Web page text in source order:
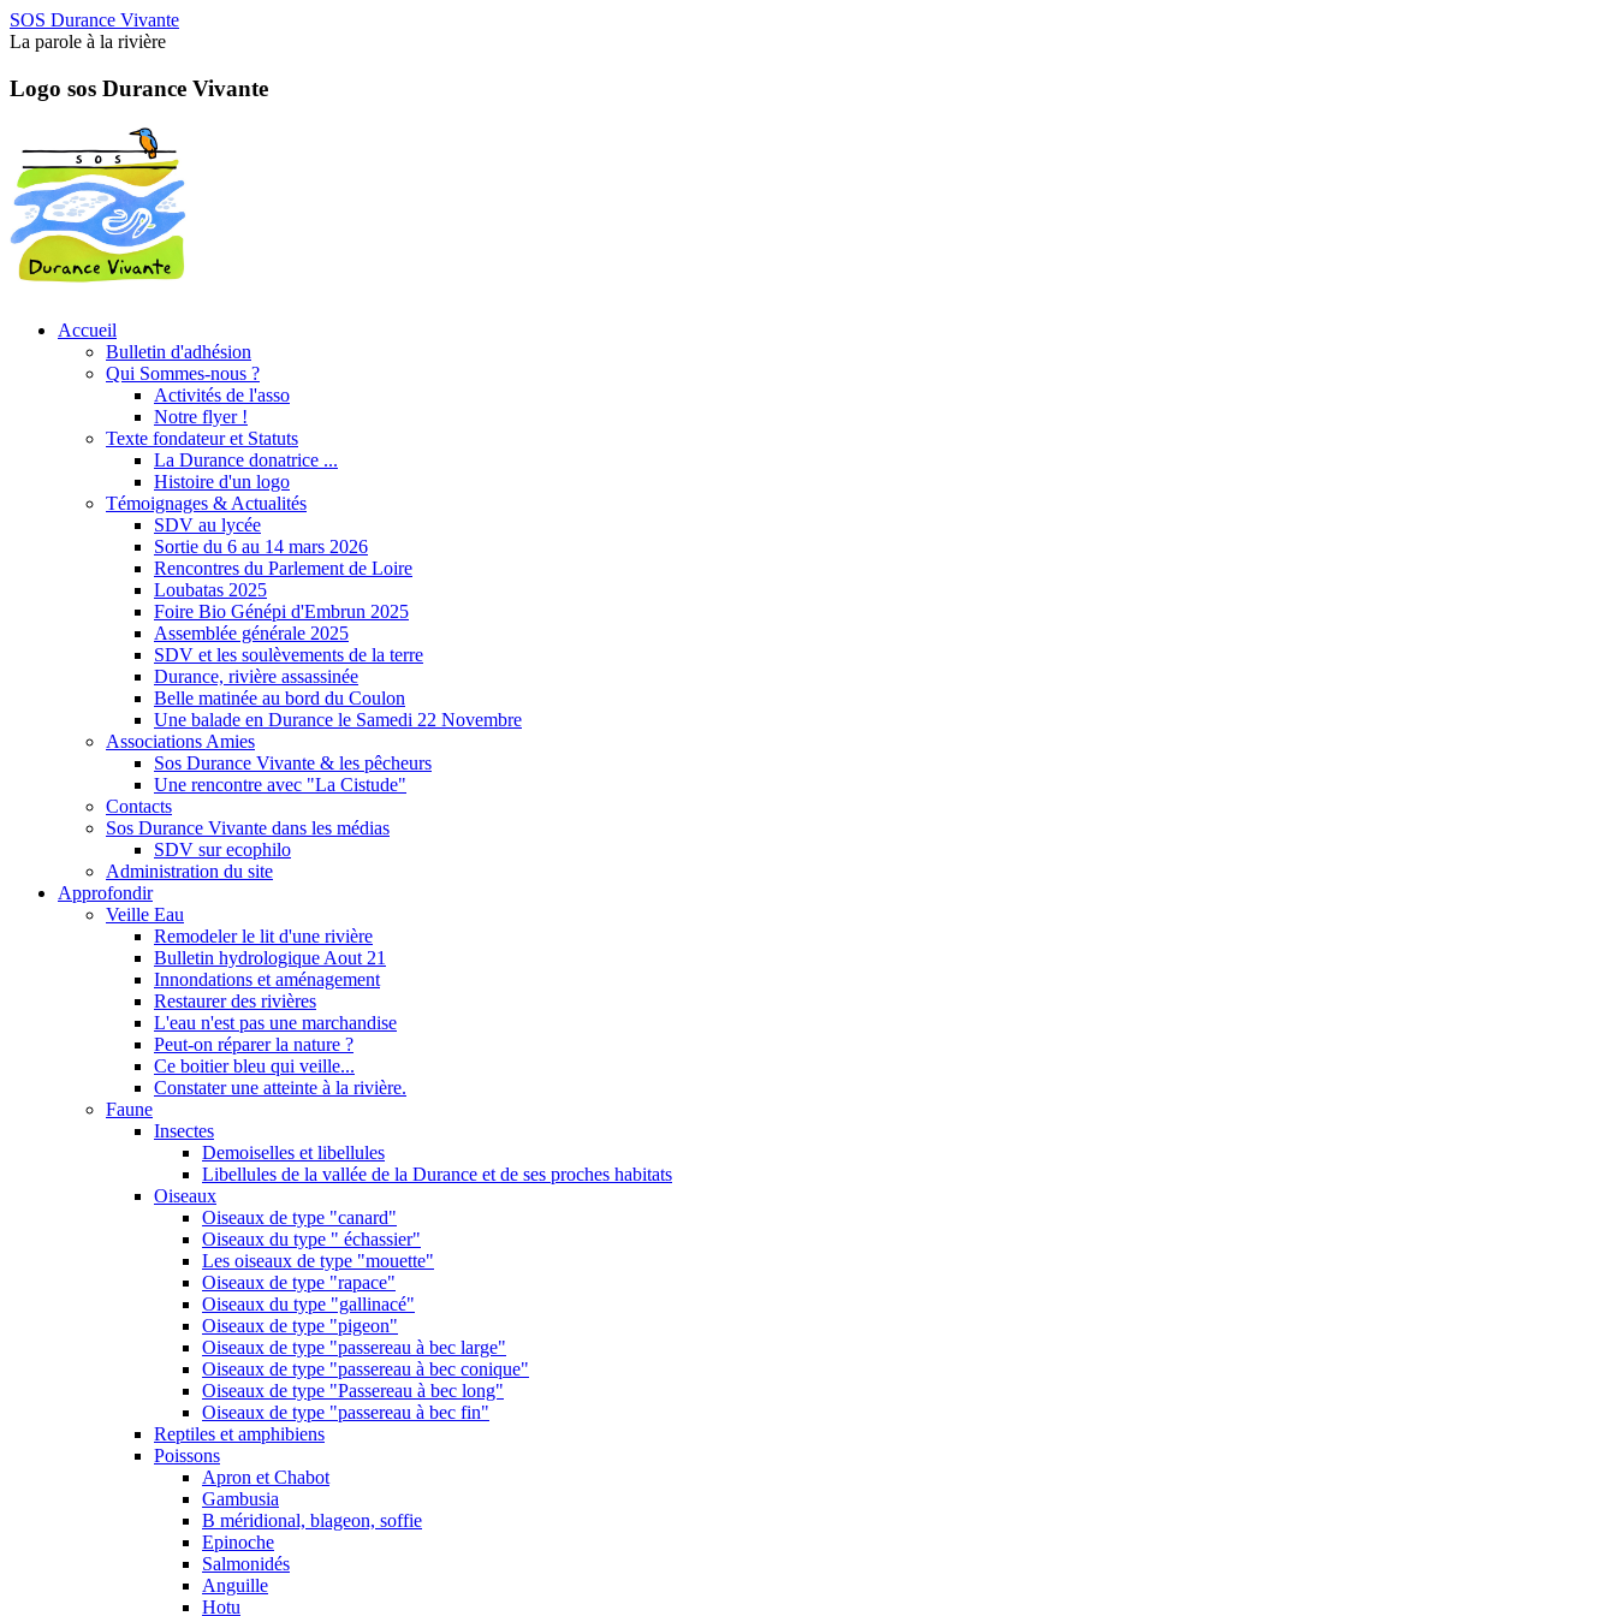
SOS Durance Vivante
La parole à la rivière
Logo sos Durance Vivante
Accueil
Bulletin d'adhésion
Qui Sommes-nous ?
Activités de l'asso
Notre flyer !
Texte fondateur et Statuts
La Durance donatrice ...
Histoire d'un logo
Témoignages & Actualités
SDV au lycée
Sortie du 6 au 14 mars 2026
Rencontres du Parlement de Loire
Loubatas 2025
Foire Bio Génépi d'Embrun 2025
Assemblée générale 2025
SDV et les soulèvements de la terre
Durance, rivière assassinée
Belle matinée au bord du Coulon
Une balade en Durance le Samedi 22 Novembre
Associations Amies
Sos Durance Vivante & les pêcheurs
Une rencontre avec "La Cistude"
Contacts
Sos Durance Vivante dans les médias
SDV sur ecophilo
Administration du site
Approfondir
Veille Eau
Remodeler le lit d'une rivière
Bulletin hydrologique Aout 21
Innondations et aménagement
Restaurer des rivières
L'eau n'est pas une marchandise
Peut-on réparer la nature ?
Ce boitier bleu qui veille...
Constater une atteinte à la rivière.
Faune
Insectes
Demoiselles et libellules
Libellules de la vallée de la Durance et de ses proches habitats
Oiseaux
Oiseaux de type "canard"
Oiseaux du type " échassier"
Les oiseaux de type "mouette"
Oiseaux de type "rapace"
Oiseaux du type "gallinacé"
Oiseaux de type "pigeon"
Oiseaux de type "passereau à bec large"
Oiseaux de type "passereau à bec conique"
Oiseaux de type "Passereau à bec long"
Oiseaux de type "passereau à bec fin"
Reptiles et amphibiens
Poissons
Apron et Chabot
Gambusia
B méridional, blageon, soffie
Epinoche
Salmonidés
Anguille
Hotu